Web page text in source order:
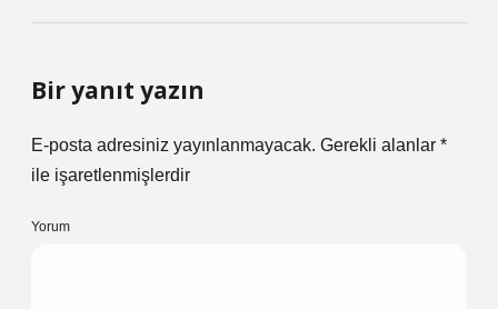
Bir yanıt yazın
E-posta adresiniz yayınlanmayacak. Gerekli alanlar *
ile işaretlenmişlerdir
Yorum